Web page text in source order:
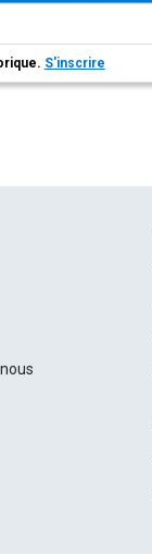
S'inscrire